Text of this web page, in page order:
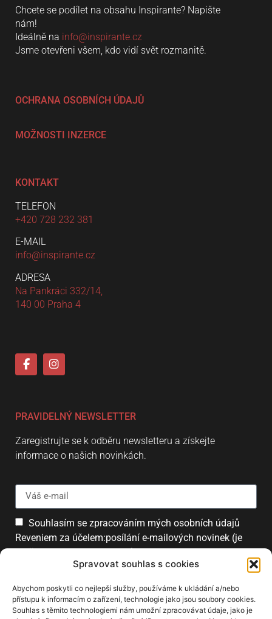
Spravovat souhlas s cookies
Abychom poskytli co nejlepší služby, používáme k ukládání a/nebo
přístupu k informacím o zařízení, technologie jako jsou soubory cookies.
Souhlas s těmito technologiemi nám umožní zpracovávat údaje, jako je
Chcete se podílet na obsahu Inspirante? Napište
nám!
Ideálně na info@inspirante.cz
Jsme otevřeni všem, kdo vidí svět rozmanitě.
OCHRANA OSOBNÍCH ÚDAJŮ
MOŽNOSTI INZERCE
KONTAKT
TELEFON
+420 728 232 381
E-MAIL
info@inspirante.cz
ADRESA
Na Pankráci 332/14,
140 00 Praha 4
PRAVIDELNÝ NEWSLETTER
Zaregistrujte se k odběru newsletteru a získejte
informace o našich novinkách.
Souhlasím se zpracováním mých osobních údajů
Reveniem za účelem:posílání e-mailových novinek (je
možné se kdykoliv odhlásit).